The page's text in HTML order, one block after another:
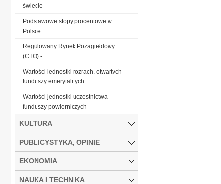
świecie
Podstawowe stopy procentowe w
Polsce
Regulowany Rynek Pozagiełdowy
(CTO) -
Wartości jednostki rozrach. otwartych
funduszy emerytalnych
Wartości jednostki uczestnictwa
funduszy powierniczych
KULTURA
PUBLICYSTYKA, OPINIE
EKONOMIA
NAUKA I TECHNIKA